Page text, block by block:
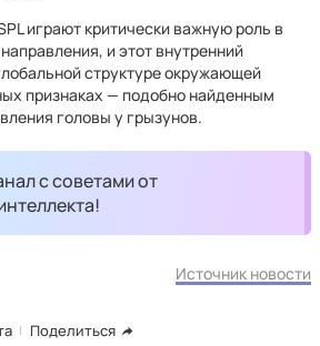
играют критически важную роль в
и этот внутренний
структуре окружающей
признаках — подобно найденным
головы у грызунов.
с советами от
Источник новости
Поделиться